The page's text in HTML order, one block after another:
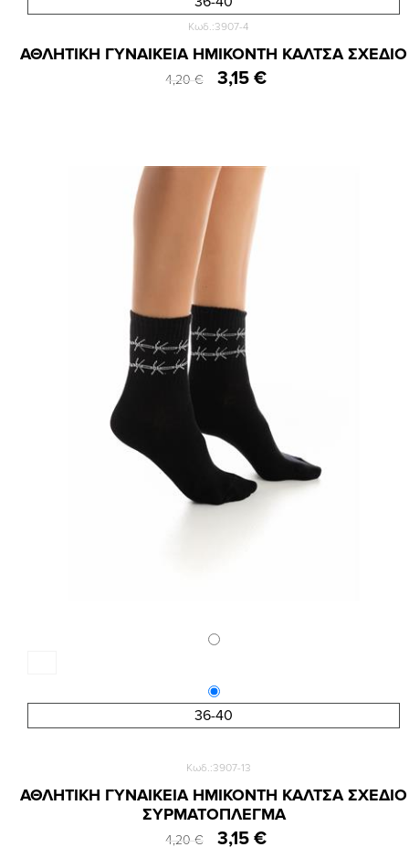
Κωδ.:3907-4
ΑΘΛΗΤΙΚΗ ΓΥΝΑΙΚΕΙΑ ΗΜΙΚΟΝΤΗ ΚΑΛΤΣΑ ΣΧΕΔΙΟ
4,20 € 3,15 €
36-40
Κωδ.:3907-13
ΑΘΛΗΤΙΚΗ ΓΥΝΑΙΚΕΙΑ ΗΜΙΚΟΝΤΗ ΚΑΛΤΣΑ ΣΧΕΔΙΟ
ΣΥΡΜΑΤΟΠΛΕΓΜΑ
4,20 € 3,15 €